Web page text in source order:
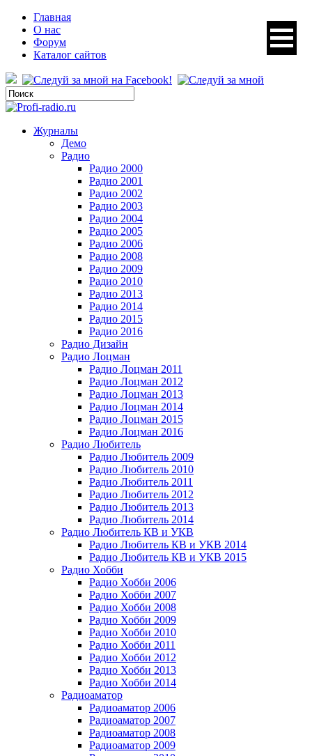
Главная
О нас
Форум
Каталог сайтов
Журналы
Демо
Радио
Радио 2000
Радио 2001
Радио 2002
Радио 2003
Радио 2004
Радио 2005
Радио 2006
Радио 2008
Радио 2009
Радио 2010
Радио 2013
Радио 2014
Радио 2015
Радио 2016
Радио Дизайн
Радио Лоцман
Радио Лоцман 2011
Радио Лоцман 2012
Радио Лоцман 2013
Радио Лоцман 2014
Радио Лоцман 2015
Радио Лоцман 2016
Радио Любитель
Радио Любитель 2009
Радио Любитель 2010
Радио Любитель 2011
Радио Любитель 2012
Радио Любитель 2013
Радио Любитель 2014
Радио Любитель КВ и УКВ
Радио Любитель КВ и УКВ 2014
Радио Любитель КВ и УКВ 2015
Радио Хобби
Радио Хобби 2006
Радио Хобби 2007
Радио Хобби 2008
Радио Хобби 2009
Радио Хобби 2010
Радио Хобби 2011
Радио Хобби 2012
Радио Хобби 2013
Радио Хобби 2014
Радиоаматор
Радиоаматор 2006
Радиоаматор 2007
Радиоаматор 2008
Радиоаматор 2009